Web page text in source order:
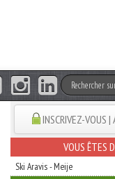
INSCRIVEZ-VOUS
VOUS ÊTES
Ski Aravis - Meije